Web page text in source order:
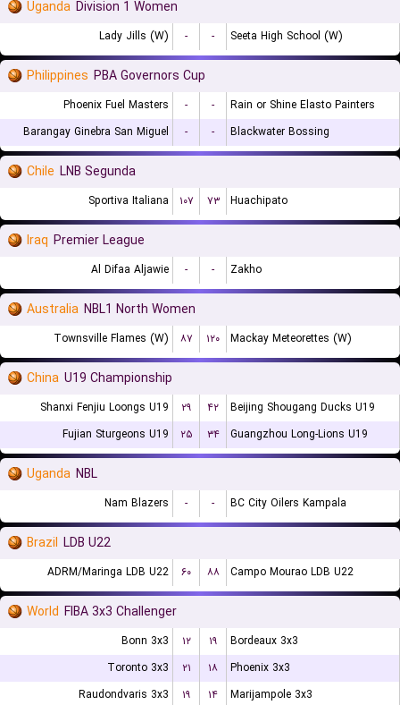
Uganda Division 1 Women
Lady Jills (W) - - Seeta High School (W)
Philippines PBA Governors Cup
Phoenix Fuel Masters - -
Rain or Shine Elasto Painters
Barangay Ginebra San Miguel
- - Blackwater Bossing
Chile LNB Segunda
Sportiva Italiana ۱۰۷ ۷۳ Huachipato
Iraq Premier League
Al Difaa Aljawie - - Zakho
Australia NBL1 North Women
Townsville Flames (W) ۸۷ ۱۲۰ Mackay Meteorettes (W)
China U19 Championship
Shanxi Fenjiu Loongs U19 ۲۹ ۴۲
Beijing Shougang Ducks U19
Fujian Sturgeons U19
۲۵ ۳۴ Guangzhou Long-Lions U19
Uganda NBL
Nam Blazers - - BC City Oilers Kampala
Brazil LDB U22
ADRM/Maringa LDB U22 ۶۰ ۸۸ Campo Mourao LDB U22
World FIBA 3x3 Challenger
Bonn 3x3 ۱۲ ۱۹
Bordeaux 3x3
Toronto 3x3
۲۱ ۱۸
Phoenix 3x3
Raudondvaris 3x3
۱۹ ۱۴
Marijampole 3x3